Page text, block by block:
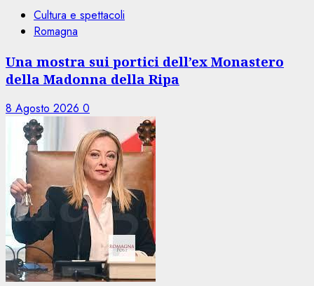
Cultura e spettacoli
Romagna
Una mostra sui portici dell’ex Monastero
della Madonna della Ripa
8 Agosto 2026 0